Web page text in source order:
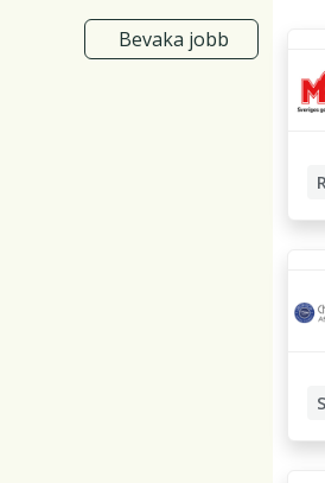
Bevaka jobb